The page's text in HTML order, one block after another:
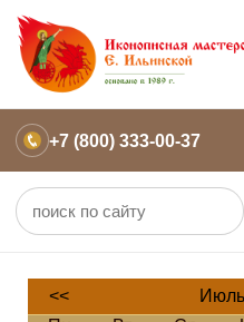
+7 (800) 333-00-37
<<